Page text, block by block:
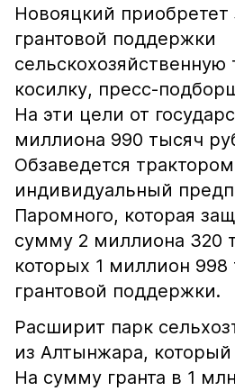
Новояцкий приобретет
грантовой поддержки
сельскохозяйственную
косилку, пресс-
На эти цели от
миллиона 990 тысяч
Обзаведется
индивидуальный
Паромного, которая
сумму 2 миллиона 320
которых 1 миллион
грантовой поддержки.
Расширит парк
из Алтынжара,
На сумму гранта в 1